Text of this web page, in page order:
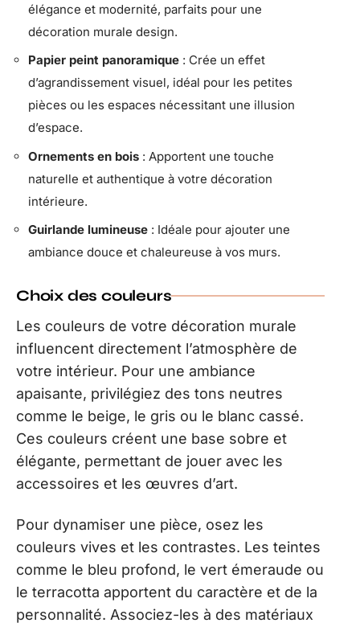
élégance et modernité, parfaits pour une
décoration murale design.
Papier peint panoramique : Crée un effet
d’agrandissement visuel, idéal pour les petites
pièces ou les espaces nécessitant une illusion
d’espace.
Ornements en bois : Apportent une touche
naturelle et authentique à votre décoration
intérieure.
Guirlande lumineuse : Idéale pour ajouter une
ambiance douce et chaleureuse à vos murs.
Choix des couleurs
Les couleurs de votre décoration murale
influencent directement l’atmosphère de
votre intérieur. Pour une ambiance
apaisante, privilégiez des tons neutres
comme le beige, le gris ou le blanc cassé.
Ces couleurs créent une base sobre et
élégante, permettant de jouer avec les
accessoires et les œuvres d’art.
Pour dynamiser une pièce, osez les
couleurs vives et les contrastes. Les teintes
comme le bleu profond, le vert émeraude ou
le terracotta apportent du caractère et de la
personnalité. Associez-les à des matériaux